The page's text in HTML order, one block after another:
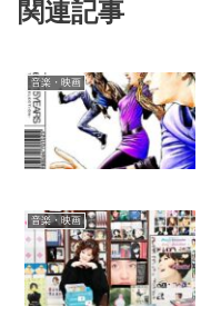
関連記事
音楽・映画
音楽・映画